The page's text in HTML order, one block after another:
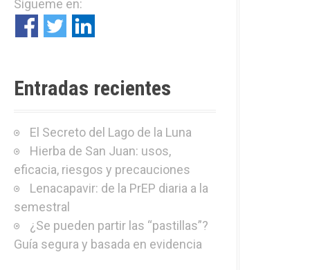
r
:
Sígueme en:
Entradas recientes
El Secreto del Lago de la Luna
Hierba de San Juan: usos,
eficacia, riesgos y precauciones
Lenacapavir: de la PrEP diaria a la
semestral
¿Se pueden partir las “pastillas”?
Guía segura y basada en evidencia